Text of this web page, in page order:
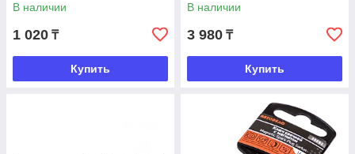
В наличии
1 020 ₸
Купить
В наличии
3 980 ₸
Купить